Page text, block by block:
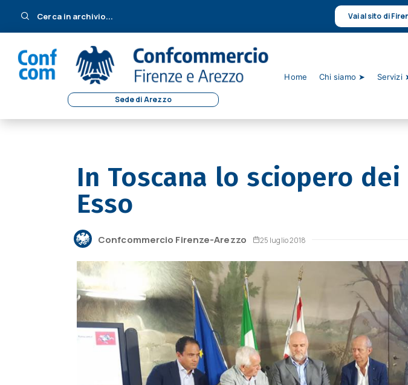
Cerca in archivio... Vai al sito di
Sede di Arezzo
Home Chi siamo ➤ Servizi
In Toscana lo sciopero
Esso
Confcommercio Firenze-Arezzo 25 luglio 2018